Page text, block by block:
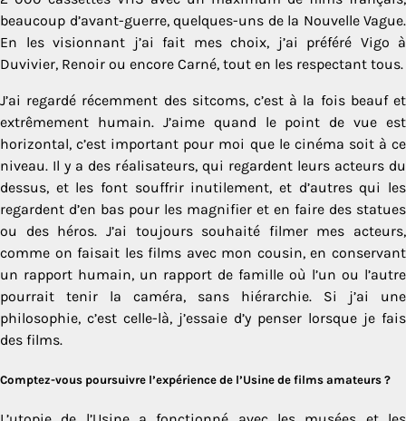
beaucoup d’avant-guerre, quelques-uns de la Nouvelle Vague.
En les visionnant j’ai fait mes choix, j’ai préféré Vigo à
Duvivier, Renoir ou encore Carné, tout en les respectant tous.
J’ai regardé récemment des sitcoms, c’est à la fois beauf et
extrêmement humain. J’aime quand le point de vue est
horizontal, c’est important pour moi que le cinéma soit à ce
niveau. Il y a des réalisateurs, qui regardent leurs acteurs du
dessus, et les font souffrir inutilement, et d’autres qui les
regardent d’en bas pour les magnifier et en faire des statues
ou des héros. J’ai toujours souhaité filmer mes acteurs,
comme on faisait les films avec mon cousin, en conservant
un rapport humain, un rapport de famille où l’un ou l’autre
pourrait tenir la caméra, sans hiérarchie. Si j’ai une
philosophie, c’est celle-là, j’essaie d’y penser lorsque je fais
des films.
Comptez-vous poursuivre l’expérience de l’Usine de films amateurs ?